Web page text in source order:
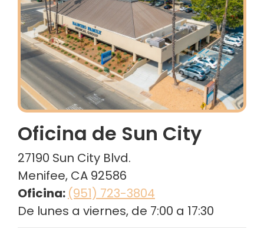
Oficina de Sun City
27190 Sun City Blvd.
Menifee, CA 92586
Oficina: (951) 723-3804
De lunes a viernes, de 7:00 a 17:30